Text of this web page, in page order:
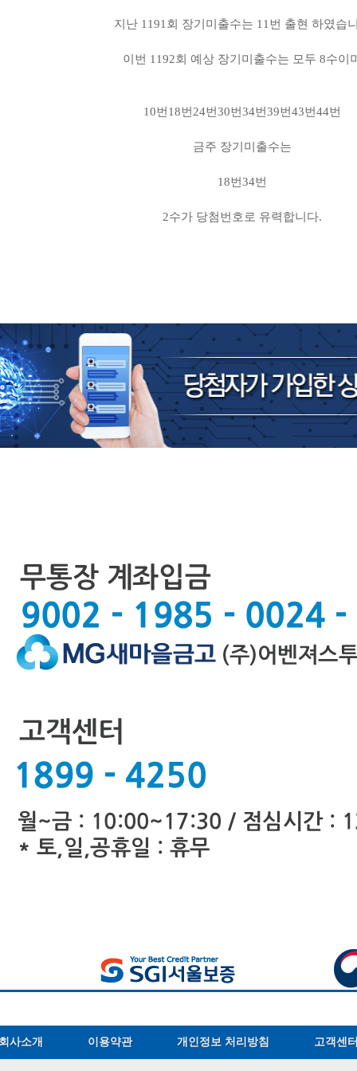
지난 1191회 장기미출수는 11번 출현 하였습
이번 1192회 예상 장기미출수는 모두 8수이
10번18번24번30번34번39번43번44번
금주 장기미출수는
18번34번
2수가 당첨번호로 유력합니다.
사소개 이용약관 개인정보 처리방침 고객센